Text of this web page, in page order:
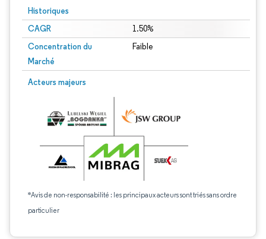
Historiques
CAGR 1.50%
Concentration du
Marché
Faible
Acteurs majeurs
*Avis de non-responsabilité : les principaux acteurs sont triés sans ordre
particulier